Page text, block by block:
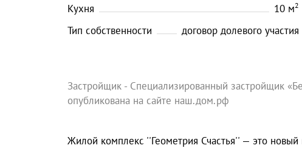
Кухня 10 м2
Тип собственности договор долевого участия
Застройщик - Специализированный застройщик
опубликована на сайте наш.дом.рф
Жилой комплекс ''Геометрия Счастья'' — это